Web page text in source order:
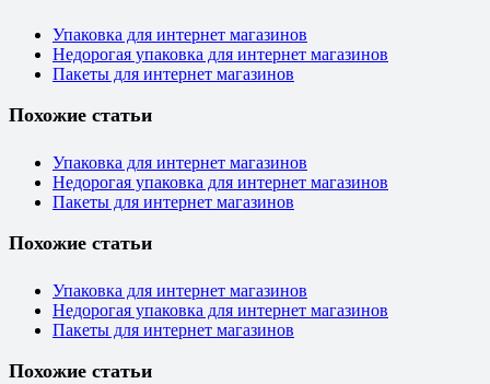
Упаковка для интернет магазинов
Недорогая упаковка для интернет магазинов
Пакеты для интернет магазинов
Похожие статьи
Упаковка для интернет магазинов
Недорогая упаковка для интернет магазинов
Пакеты для интернет магазинов
Похожие статьи
Упаковка для интернет магазинов
Недорогая упаковка для интернет магазинов
Пакеты для интернет магазинов
Похожие статьи